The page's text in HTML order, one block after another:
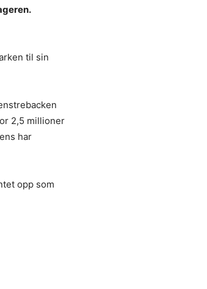
til sin
2,5 millioner
har
opp som